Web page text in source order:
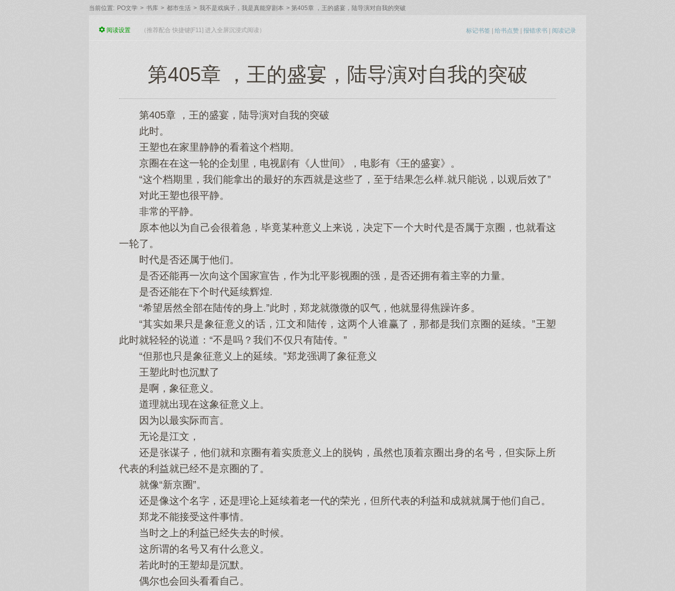
当前位置: PO文学 > 书库 > 都市生活 > 我不是戏疯子，我是真能穿剧本 > 第405章 ，王的盛宴，陆导演对自我的突破
标记书签 | 给书点赞 | 报错求书 | 阅读记录
阅读设置 （推荐配合 快捷键[F11] 进入全屏沉浸式阅读）
第405章 ，王的盛宴，陆导演对自我的突破
第405章 ，王的盛宴，陆导演对自我的突破
此时。
王塑也在家里静静的看着这个档期。
京圈在在这一轮的企划里，电视剧有《人世间》，电影有《王的盛宴》。
“这个档期里，我们能拿出的最好的东西就是这些了，至于结果怎么样.就只能说，以观后效了”
对此王塑也很平静。
非常的平静。
原本他以为自己会很着急，毕竟某种意义上来说，决定下一个大时代是否属于京圈，也就看这
一轮了。
时代是否还属于他们。
是否还能再一次向这个国家宣告，作为北平影视圈的强，是否还拥有着主宰的力量。
是否还能在下个时代延续辉煌.
“希望居然全部在陆传的身上.”此时，郑龙就微微的叹气，他就显得焦躁许多。
“其实如果只是象征意义的话，江文和陆传，这两个人谁赢了，那都是我们京圈的延续。”王塑
此时就轻轻的说道：“不是吗？我们不仅只有陆传。”
“但那也只是象征意义上的延续。”郑龙强调了象征意义
王塑此时也沉默了
是啊，象征意义。
道理就出现在这象征意义上。
因为以最实际而言。
无论是江文，
还是张谋子，他们就和京圈有着实质意义上的脱钩，虽然也顶着京圈出身的名号，但实际上所
代表的利益就已经不是京圈的了。
就像“新京圈”。
还是像这个名字，还是理论上延续着老一代的荣光，但所代表的利益和成就就属于他们自己。
郑龙不能接受这件事情。
当时之上的利益已经失去的时候。
这所谓的名号又有什么意义。
若此时的王塑却是沉默。
偶尔也会回头看看自己。